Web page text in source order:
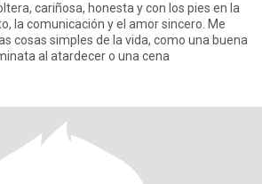
cariñosa, honesta y con los pies en la
la comunicación y el amor sincero. Me
cosas simples de la vida, como una buena
al atardecer o una cena